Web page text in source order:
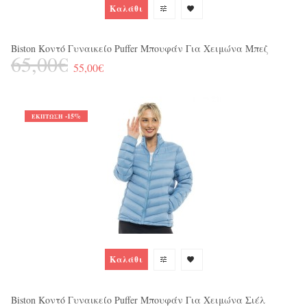
Καλάθι
Biston Κοντό Γυναικείο Puffer Μπουφάν Για Χειμώνα Μπεζ
65,00€ 55,00€
ΈΚΠΤΩΣΗ -15%
Καλάθι
Biston Κοντό Γυναικείο Puffer Μπουφάν Για Χειμώνα Σιέλ